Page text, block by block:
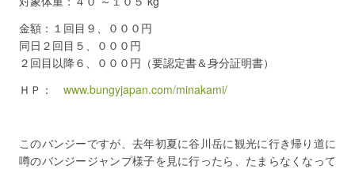
金額：１回目９、０００円
同日２回目５、０００円
２回目以降６、０００円（要認定書＆身分証明書）
ＨＰ： www.bungyjapan.com/minakami/
このバンジーですが、去年初夏に谷川岳に観光に行き帰り道に
噂のバンジージャンプ様子を見に行ったら、たまらなくなって